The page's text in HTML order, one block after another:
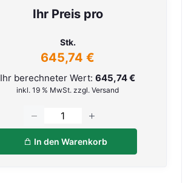
Ihr Preis pro
Stk.
645,74 €
Ihr berechneter Wert:645,74 €
inkl. 19 % MwSt. zzgl. Versand
In den Warenkorb